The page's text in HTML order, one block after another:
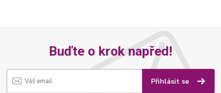
Buďte o krok napřed!
Přihlásit se